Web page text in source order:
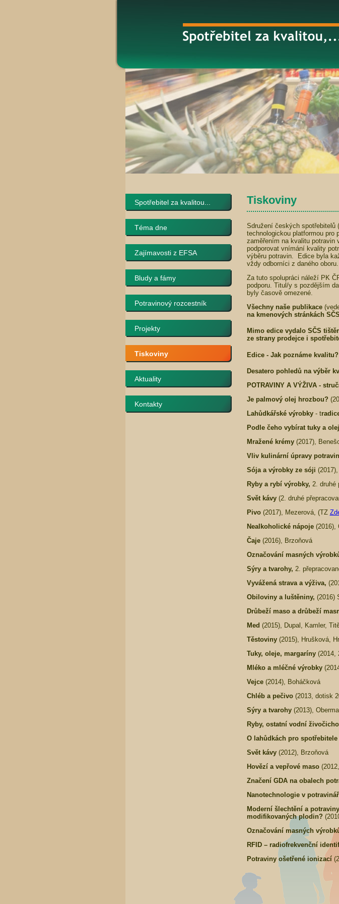
Spotřebitel za kvalitou...
Téma dne
Zajímavosti z EFSA
Bludy a fámy
Potravinový rozcestník
Projekty
Tiskoviny
Aktuality
Kontakty
Tiskoviny
Sdružení českých spotřebitelů
technologickou platformou pro
zaměřením na kvalitu potravin
podporovat vnímání kvality
výběru potravin. Edice byla
vždy odborníci z daného oboru.
Za tuto spolupráci náleží PK
podporu. Titul/y s pozdějším
byly časově omezené.
Všechny naše publikace
na kmenových stránkách SČS
Mimo edice vydalo SČS
ze strany prodejce i
Edice - Jak poznáme kvalitu?
Desatero pohledů na výběr
POTRAVINY A VÝŽIVA -
Je palmový olej hrozbou?
Lahůdkářské výrobky- t
Podle čeho vybírat tuky a
Mražené krémy (2017),
Vliv kulinární úpravy
Sója a výrobky ze sóji
Ryby a rybí výrobky, 2. druhé
Svět kávy(2. druhé
Pivo (2017), Mezerová, (TZ
Nealkoholické nápoje (2016),
Čaje(2016), Brzoňová
Označování masných
Sýry a tvarohy, 2.
Vyvážená strava a výživa,
Obiloviny a luštěniny, (2016)
Drůbeží maso a drůbeží
Med (2015),
Dupal, Kamler,
Těstoviny (2015),
Hrušková,
Tuky, oleje, margaríny (2014,
Mléko a mléčné výrobky
Vejce (2014), Boháčková
Chléb a pečivo(2013, dotisk
Sýry a tvarohy (2013),
Ryby, ostatní vodní
O lahůdkách pro spotřebitele
Svět kávy(2012), Brzoňová
Hovězí a vepřové maso
Značení GDA na obalech
Nanotechnologie v
Moderní šlechtění a potraviny
modifikovaných plodin?
Označování masných
RFID – radiofrekvenční
Potraviny ošetřené ionizací